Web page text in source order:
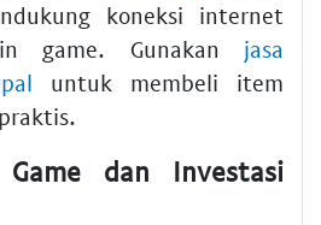
koneksi internet
game. Gunakan jasa
untuk membeli item
dan Investasi